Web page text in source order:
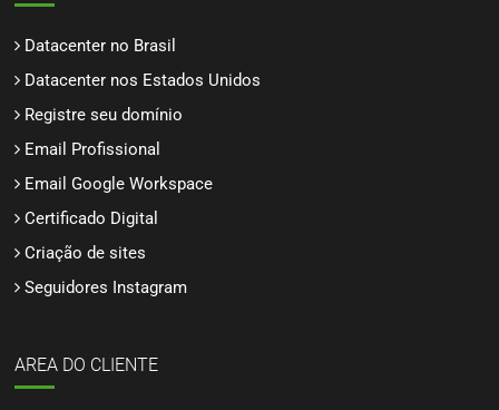
Datacenter no Brasil
Datacenter nos Estados Unidos
Registre seu domínio
Email Profissional
Email Google Workspace
Certificado Digital
Criação de sites
Seguidores Instagram
AREA DO CLIENTE